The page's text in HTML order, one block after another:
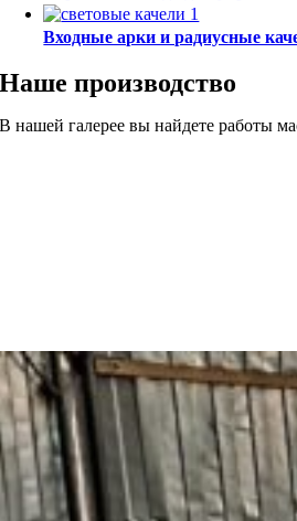
Входные арки и радиусные
Наше производство
В нашей галерее вы найдете работы